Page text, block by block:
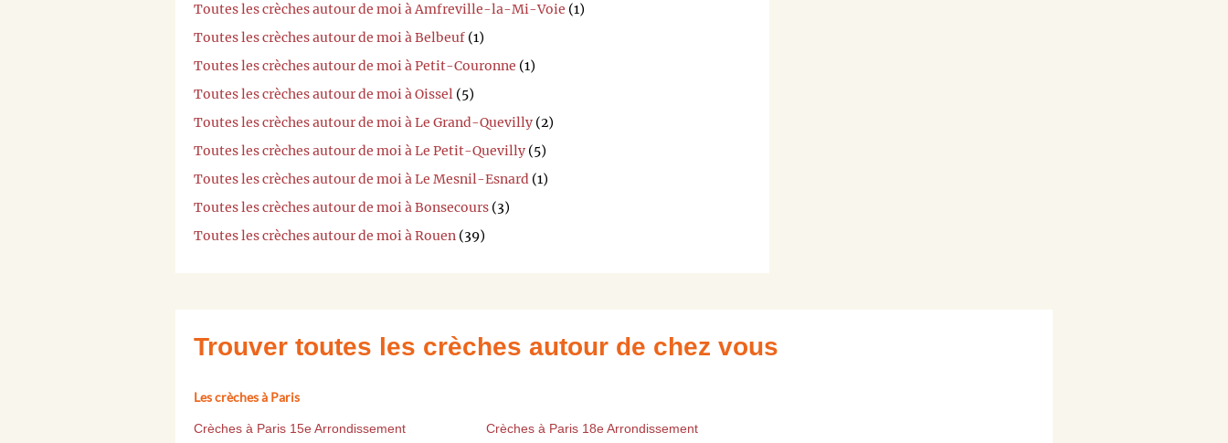
Toutes les crèches autour de moi à Amfreville-la-Mi-Voie (1)
Toutes les crèches autour de moi à Belbeuf (1)
Toutes les crèches autour de moi à Petit-Couronne (1)
Toutes les crèches autour de moi à Oissel (5)
Toutes les crèches autour de moi à Le Grand-Quevilly (2)
Toutes les crèches autour de moi à Le Petit-Quevilly (5)
Toutes les crèches autour de moi à Le Mesnil-Esnard (1)
Toutes les crèches autour de moi à Bonsecours (3)
Toutes les crèches autour de moi à Rouen (39)
Trouver toutes les crèches autour de chez vous
Les crèches à Paris
Crèches à Paris 15e Arrondissement
Crèches à Paris 18e Arrondissement